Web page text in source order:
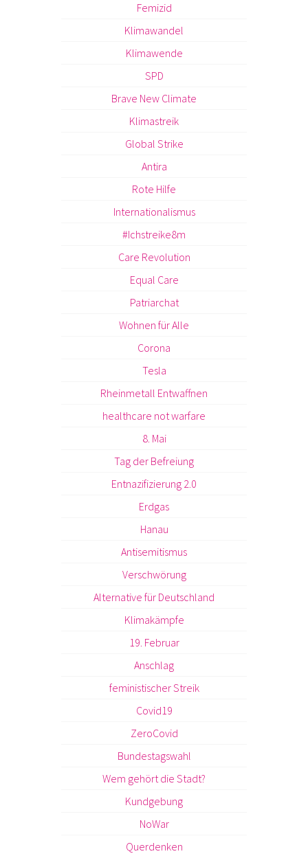
Femizid
Klimawandel
Klimawende
SPD
Brave New Climate
Klimastreik
Global Strike
Antira
Rote Hilfe
Internationalismus
#Ichstreike8m
Care Revolution
Equal Care
Patriarchat
Wohnen für Alle
Corona
Tesla
Rheinmetall Entwaffnen
healthcare not warfare
8. Mai
Tag der Befreiung
Entnazifizierung 2.0
Erdgas
Hanau
Antisemitismus
Verschwörung
Alternative für Deutschland
Klimakämpfe
19. Februar
Anschlag
feministischer Streik
Covid19
ZeroCovid
Bundestagswahl
Wem gehört die Stadt?
Kundgebung
NoWar
Querdenken